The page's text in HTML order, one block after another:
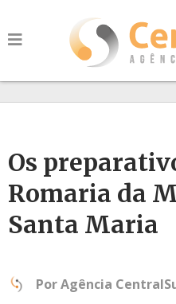
Os
Romaria da
Santa Maria
PorAgência